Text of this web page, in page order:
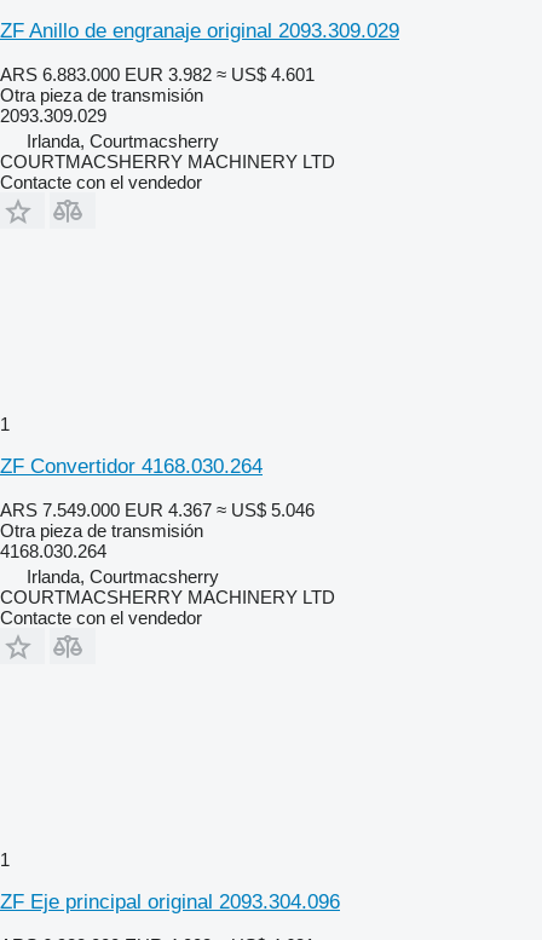
ZF Anillo de engranaje original 2093.309.029
ARS 6.883.000 EUR 3.982 ≈ US$ 4.601
Otra pieza de transmisión
2093.309.029
Irlanda, Courtmacsherry
COURTMACSHERRY MACHINERY LTD
Contacte con el vendedor
1
ZF Convertidor 4168.030.264
ARS 7.549.000 EUR 4.367 ≈ US$ 5.046
Otra pieza de transmisión
4168.030.264
Irlanda, Courtmacsherry
COURTMACSHERRY MACHINERY LTD
Contacte con el vendedor
1
ZF Eje principal original 2093.304.096